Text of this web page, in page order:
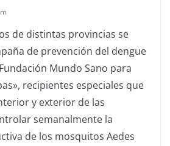
de distintas provincias se
de prevención del dengue
Mundo Sano para
recipientes especiales que
y exterior de las
semanalmente la
de los mosquitos Aedes